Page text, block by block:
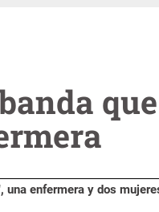
una enfermera y dos